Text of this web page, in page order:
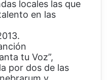
locales las que
en las
tu Voz”,
por dos de las